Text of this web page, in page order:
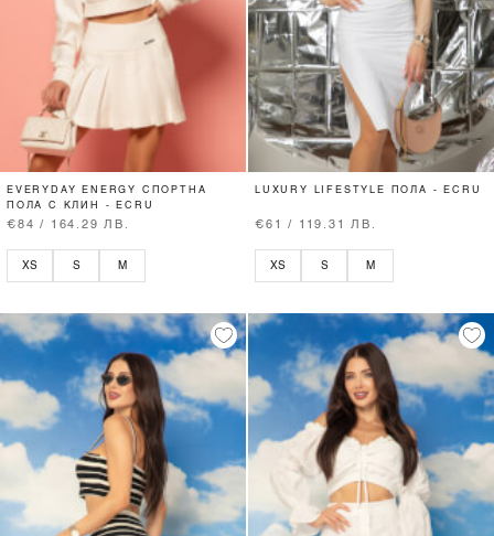
EVERYDAY ENERGY СПОРТНА
ПОЛА С КЛИН - ECRU
€84 / 164.29 ЛВ.
XS S M
LUXURY LIFESTYLE ПОЛА - ECRU
€61 / 119.31 ЛВ.
XS S M